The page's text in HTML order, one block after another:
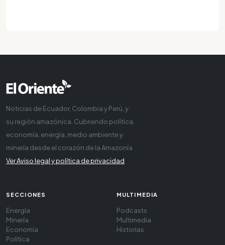
Noticias de Ecuador, Colombia y Perú, y
su región amazónica. Cubriendo política,
economía, energía, medio ambiente y
minería desde el corazón de la Amazonía
Ver Aviso legal y política de privacidad
SECCIONES
Energía
Minería
Economía
Política
MULTIMEDIA
Podcasts
Multimedia
Historias